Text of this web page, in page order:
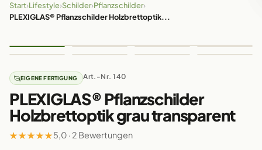
Start›Lifestyle›Schilder›Pflanzschilder›
PLEXIGLAS® Pflanzschilder Holzbrettoptik...
EIGENE FERTIGUNG Art.-Nr. 140
PLEXIGLAS® Pflanzschilder
Holzbrettoptik grau transparent
★★★★★5,0 · 2 Bewertungen